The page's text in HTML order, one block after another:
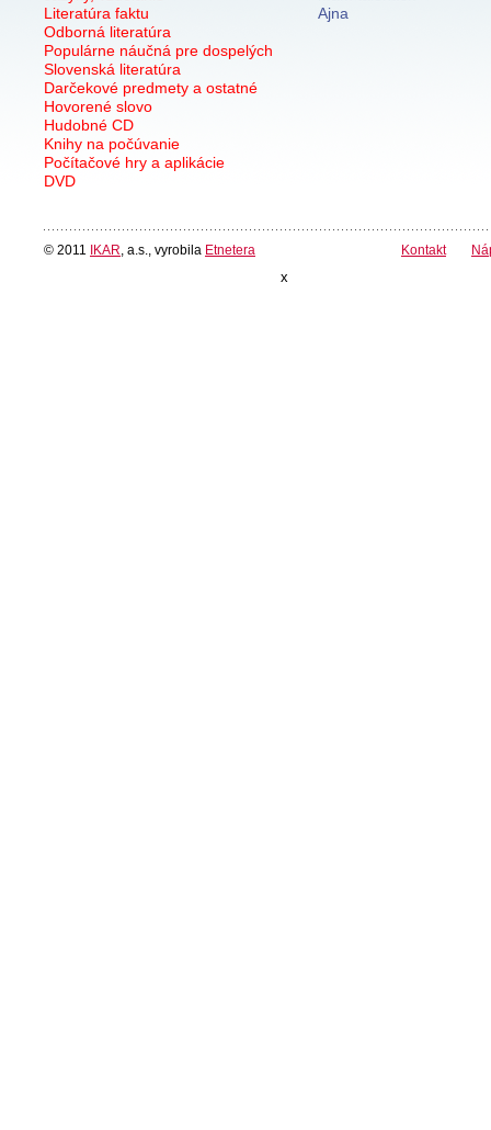
Literatúra faktu
Odborná literatúra
Populárne náučná pre dospelých
Slovenská literatúra
Darčekové predmety a ostatné
Hovorené slovo
Hudobné CD
Knihy na počúvanie
Počítačové hry a aplikácie
DVD
Ajna
© 2011 IKAR , a.s., vyrobila Etnetera Kontakt
x